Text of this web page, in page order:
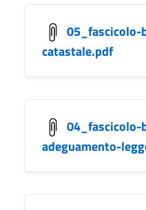
05_fascicolo-
catastale.pdf
04_fascicolo-
adeguamento-